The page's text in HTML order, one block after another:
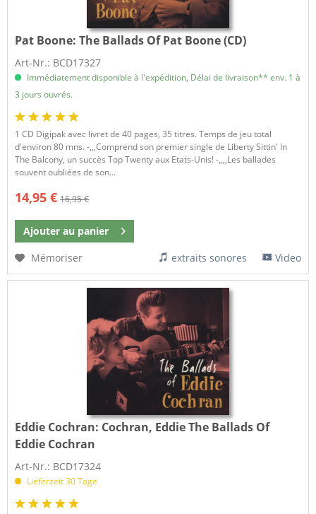
Pat Boone:The Ballads Of Pat Boone (CD)
Art-Nr.: BCD17327
Immédiatement disponible à l'expédition, Délai de livraison** env. 1 à
3 jours ouvrés.
1 CD Digipak avec livret de 40 pages, 35 titres. Temps de jeu total
d'environ 80 mns. -,,,Comprend son premier single de Liberty Sittin' In
The Balcony, un succès Top Twenty aux Etats-Unis! -,,,,Les ballades
souvent oubliées de son...
14,95 € 16,95 €
Ajouter au panier
Mémoriser
extraits sonores Video
Eddie Cochran: Cochran, Eddie The Ballads Of
Eddie Cochran
Art-Nr.: BCD17324
Lieferzeit 30 Tage